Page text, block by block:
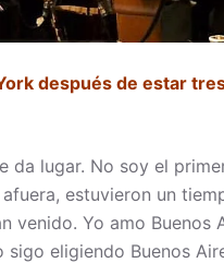
después de estar
da lugar. No soy el
estuvieron un
venido. Yo amo Buenos
eligiendo Buenos